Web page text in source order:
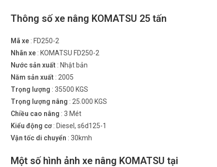
Thông số xe nâng KOMATSU 25 tấn
Mã xe : FD250-2
Nhãn xe : KOMATSU FD250-2
Nước sản xuất : Nhật bản
Năm sản xuất : 2005
Trọng lượng : 35500 KGS
Trọng lượng nâng : 25.000 KGS
Chiều cao nâng : 3 Mét
Kiểu động cơ: Diesel, s6d125-1
Vận tốc di chuyển : 30kmh
Một số hình ảnh xe nâng KOMATSU tại